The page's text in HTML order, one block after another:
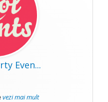
Even...
vezi mai mult